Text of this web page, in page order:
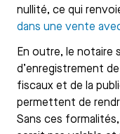
nullité, ce qui
dans une vente
En outre, le notaire
d’enregistrement
fiscaux et de la
permettent de
Sans ces